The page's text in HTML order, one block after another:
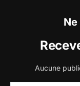
Aucune